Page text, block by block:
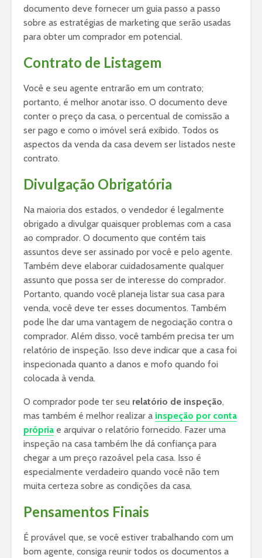
documento deve fornecer um guia passo a passo
sobre as estratégias de marketing que serão usadas
para obter um comprador em potencial.
Contrato de Listagem
Você e seu agente entrarão em um contrato;
portanto, é melhor anotar isso. O documento deve
conter o preço da casa, o percentual de comissão a
ser pago e como o imóvel será exibido. Todos os
aspectos da venda da casa devem ser listados neste
contrato.
Divulgação Obrigatória
Na maioria dos estados, o vendedor é legalmente
obrigado a divulgar quaisquer problemas com a casa
ao comprador. O documento que contém tais
assuntos deve ser assinado por você e pelo agente.
Também deve elaborar cuidadosamente qualquer
assunto que possa ser de interesse do comprador.
Portanto, quando você planeja listar sua casa para
venda, você deve ter esses documentos. Também
pode lhe dar uma vantagem de negociação contra o
comprador. Além disso, você também precisa ter um
relatório de inspeção. Isso deve indicar que a casa foi
inspecionada quanto a danos e mofo quando foi
colocada à venda.
O comprador pode ter seu relatório de inspeção,
mas também é melhor realizar a inspeção por conta
própria e arquivar o relatório fornecido. Fazer uma
inspeção na casa também lhe dá confiança para
chegar a um preço razoável pela casa. Isso é
especialmente verdadeiro quando você não tem
muita certeza sobre as condições da casa.
Pensamentos Finais
É provável que, se você estiver trabalhando com um
bom agente, consiga reunir todos os documentos a